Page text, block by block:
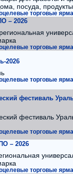
посуда,
торговые
– 2026
торговые
2026
торговые
фестиваль
фестиваль
торговые
– 2026
торговые